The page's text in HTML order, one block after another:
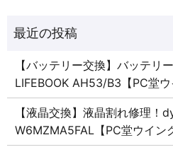
【バッテリー交換】バッテリ
LIFEBOOK AH53/B3【PC堂ウ
【液晶交換】液晶割れ修理！
W6MZMA5FAL【PC堂ウイン